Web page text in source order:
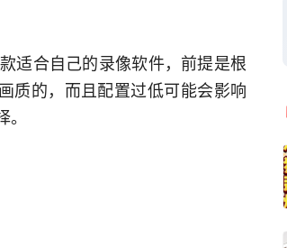
适合自己的录像软件，前提是根
质的，而且配置过低可能会影响